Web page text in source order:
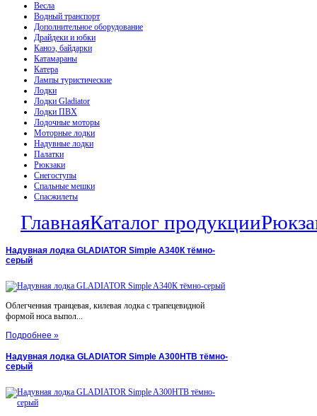
Весла
Водный транспорт
Дополнительное оборудование
Драйдеки и юбки
Каноэ, байдарки
Катамараны
Катера
Лампы туристические
Лодки
Лодки Gladiator
Лодки ПВХ
Лодочные моторы
Моторные лодки
Надувные лодки
Палатки
Рюкзаки
Снегоступы
Спальные мешки
Спасжилеты
ГлавнаяКаталог продукции
Надувная лодка GLADIATOR Simple A340К тёмно-
серый
Облегченная транцевая, килевая лодка с трапецевидной
формой носа выпол...
Подробнее »
Надувная лодка GLADIATOR Simple A300НТВ тёмно-
серый